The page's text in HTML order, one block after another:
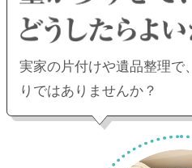
実家の片付けや遺品整理で、
りではありませんか？